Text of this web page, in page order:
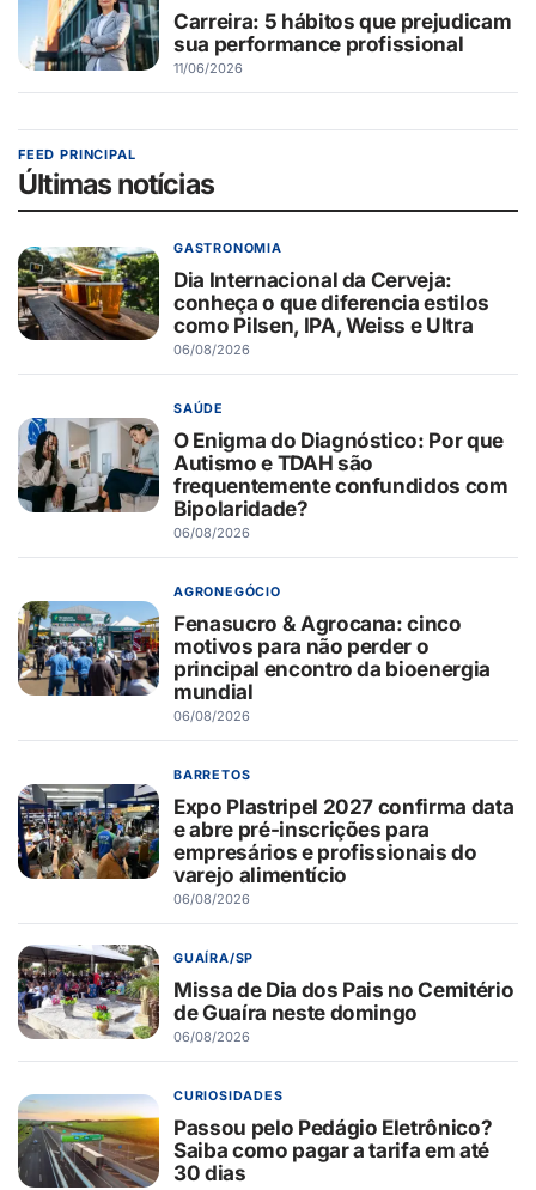
Carreira: 5 hábitos que prejudicam
sua performance profissional
11/06/2026
FEED PRINCIPAL
Últimas notícias
GASTRONOMIA
Dia Internacional da Cerveja:
conheça o que diferencia estilos
como Pilsen, IPA, Weiss e Ultra
06/08/2026
SAÚDE
O Enigma do Diagnóstico: Por que
Autismo e TDAH são
frequentemente confundidos com
Bipolaridade?
06/08/2026
AGRONEGÓCIO
Fenasucro & Agrocana: cinco
motivos para não perder o
principal encontro da bioenergia
mundial
06/08/2026
BARRETOS
Expo Plastripel 2027 confirma data
e abre pré-inscrições para
empresários e profissionais do
varejo alimentício
06/08/2026
GUAÍRA/SP
Missa de Dia dos Pais no Cemitério
de Guaíra neste domingo
06/08/2026
CURIOSIDADES
Passou pelo Pedágio Eletrônico?
Saiba como pagar a tarifa em até
30 dias